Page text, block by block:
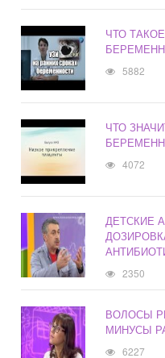
ЧТО
5882
ЧТО
4072
ДЕТСКИЕ
2350
ВОЛОСЫ
МИНУСЫ
6227